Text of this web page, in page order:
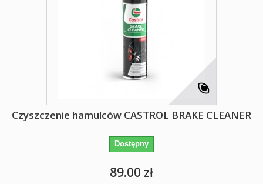
Czyszczenie hamulców CASTROL BRAKE CLEANER
Dostępny
89.00 zł